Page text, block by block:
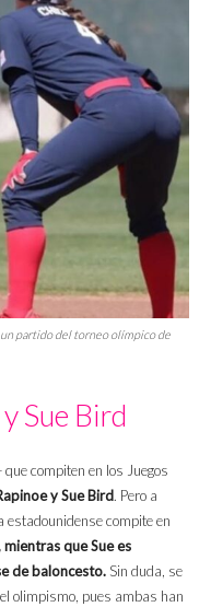
partido del torneo olímpico de
Sue Bird
compiten en los Juegos
y Sue Bird. Pero a
compite en
que Sue es
de baloncesto. Sin duda, se
olimpismo, pues ambas han